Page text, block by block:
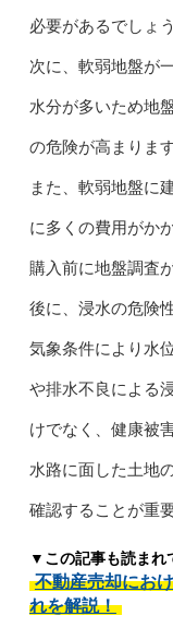
必要があるでしょう
次に、軟弱地盤が
水分が多いため地
の危険が高まります
また、軟弱地盤に
に多くの費用がか
購入前に地盤調査
後に、浸水の危険
気象条件により水
や排水不良による
けでなく、健康被
水路に面した土地
確認することが重
▼この記事も読まれ
不動産売却にお
れを解説！